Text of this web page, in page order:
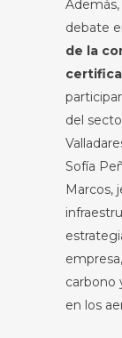
debate
de la
del
Sofía
Marcos,
carbono
en los